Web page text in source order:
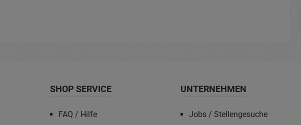
SHOP SERVICE
FAQ / Hilfe
UNTERNEHMEN
Jobs / Stellengesuche